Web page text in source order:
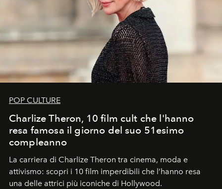
POP CULTURE
Charlize Theron, 10 film cult che l'hanno
resa famosa il giorno del suo 51esimo
compleanno
La carriera di Charlize Theron tra cinema, moda e
attivismo: scopri i 10 film imperdibili che l’hanno resa
una delle attrici più iconiche di Hollywood.